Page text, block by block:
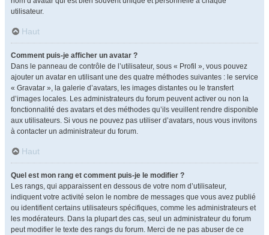
utilisateur.
Haut
Comment puis-je afficher un avatar ?
Dans le panneau de contrôle de l’utilisateur, sous « Profil », vous pouvez
ajouter un avatar en utilisant une des quatre méthodes suivantes : le service
« Gravatar », la galerie d’avatars, les images distantes ou le transfert
d’images locales. Les administrateurs du forum peuvent activer ou non la
fonctionnalité des avatars et des méthodes qu’ils veuillent rendre disponible
aux utilisateurs. Si vous ne pouvez pas utiliser d’avatars, nous vous invitons
à contacter un administrateur du forum.
Haut
Quel est mon rang et comment puis-je le modifier ?
Les rangs, qui apparaissent en dessous de votre nom d’utilisateur,
indiquent votre activité selon le nombre de messages que vous avez publié
ou identifient certains utilisateurs spécifiques, comme les administrateurs et
les modérateurs. Dans la plupart des cas, seul un administrateur du forum
peut modifier le texte des rangs du forum. Merci de ne pas abuser de ce